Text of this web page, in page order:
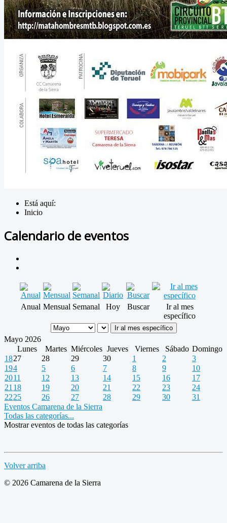
Está aquí:
Inicio
Calendario de eventos
Anual Mensual Semanal Hoy Buscar
Ir al mes
específico
Ir al mes específico
Mayo 2026
Lunes
Martes Miércoles Jueves Viernes Sábado Domingo
1827 28 29 30 1 2
3
194 5 6 7 8 9
10
2011 12 13 14 15 16
17
21 18 19 20 21 22 23
24
2225 26 27 28 29 30
31
Eventos Camarena de la Sierra
Todas las categorías...
Mostrar eventos de todas las categorías
Volver arriba
© 2026 Camarena de la Sierra